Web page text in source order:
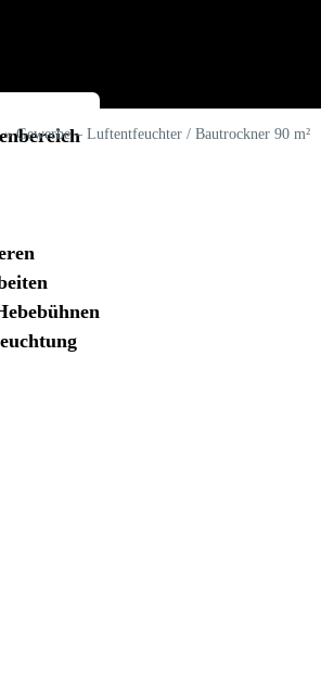
»Gewerbe – Luftentfeuchter / Bautrockner 90 m²